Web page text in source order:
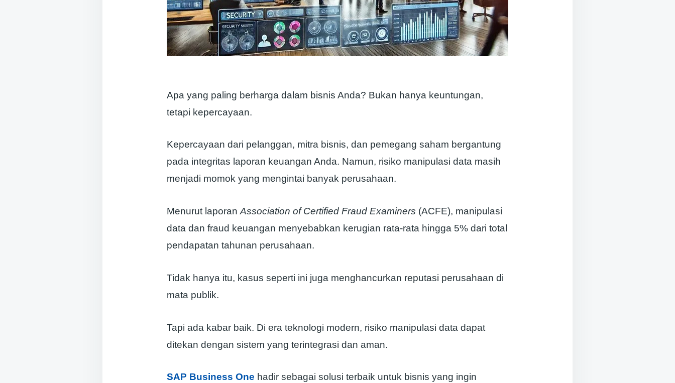
Apa yang paling berharga dalam bisnis Anda? Bukan hanya keuntungan,
tetapi kepercayaan.
Kepercayaan dari pelanggan, mitra bisnis, dan pemegang saham bergantung
pada integritas laporan keuangan Anda. Namun, risiko manipulasi data masih
menjadi momok yang mengintai banyak perusahaan.
Menurut laporan Association of Certified Fraud Examiners (ACFE), manipulasi
data dan fraud keuangan menyebabkan kerugian rata-rata hingga 5% dari total
pendapatan tahunan perusahaan.
Tidak hanya itu, kasus seperti ini juga menghancurkan reputasi perusahaan di
mata publik.
Tapi ada kabar baik. Di era teknologi modern, risiko manipulasi data dapat
ditekan dengan sistem yang terintegrasi dan aman.
SAP Business One hadir sebagai solusi terbaik untuk bisnis yang ingin